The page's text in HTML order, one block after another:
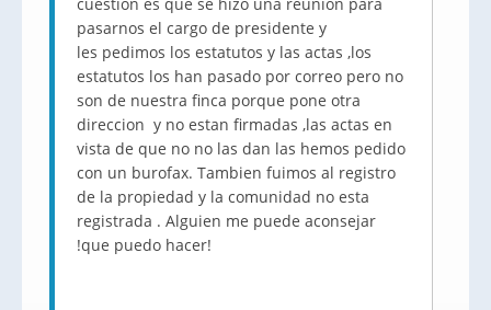
pasarnos el cargo de presidente y
les pedimos los estatutos y las actas ,los
estatutos los han pasado por correo pero no
son de nuestra finca porque pone otra
direccion y no estan firmadas ,las actas en
vista de que no no las dan las hemos pedido
con un burofax. Tambien fuimos al registro
de la propiedad y la comunidad no esta
registrada . Alguien me puede aconsejar
!que puedo hacer!